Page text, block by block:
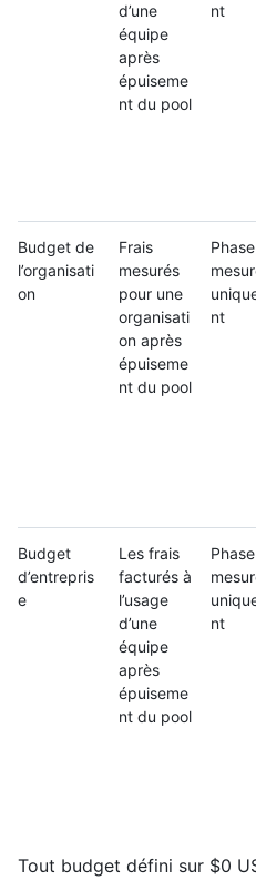
d’une
équipe
après
épuiseme
nt du pool
nt
Budget de
l’organisati
on
Frais
mesurés
pour une
organisati
on après
épuiseme
nt du pool
Phase
nt
Budget
d’entrepris
e
Les frais
facturés à
l’usage
d’une
équipe
après
épuiseme
nt du pool
Phase
nt
Tout budget défini sur $0